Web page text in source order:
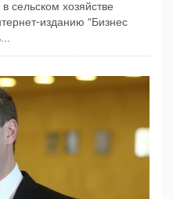
сельском хозяйстве
изданию “Бизнес